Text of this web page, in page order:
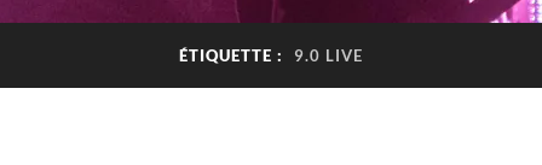
ÉTIQUETTE : 9.0 LIVE